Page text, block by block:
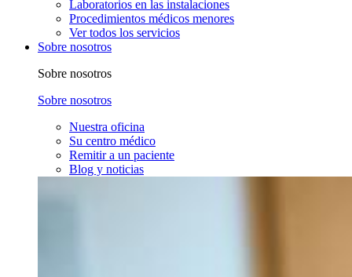
Laboratorios en las instalaciones
Procedimientos médicos menores
Ver todos los servicios
Sobre nosotros
Sobre nosotros
Sobre nosotros
Nuestra oficina
Su centro médico
Remitir a un paciente
Blog y noticias